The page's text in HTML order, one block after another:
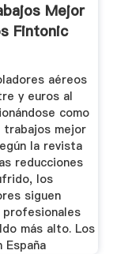
Mejor
Fintonic
aéreos
y euros al
como
trabajos mejor
la revista
reducciones
los
siguen
profesionales
más alto. Los
España